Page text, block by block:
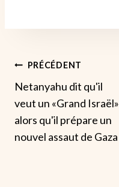
Navigation
De
L’article
PRÉCÉDENT
Netanyahu dit qu'il
veut un «Grand Israël»
alors qu'il prépare un
nouvel assaut de Gaza